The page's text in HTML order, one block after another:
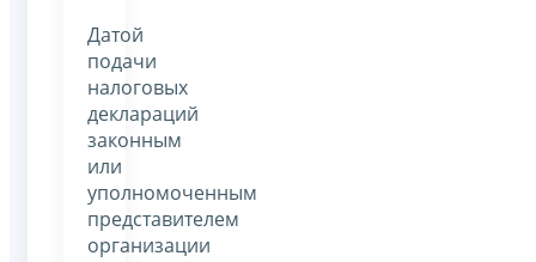
Датой
подачи
налоговых
деклараций
законным
или
уполномоченным
представителем
организации